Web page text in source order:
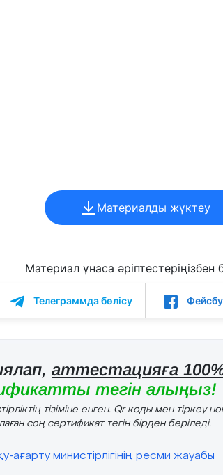
Материалды жүктеу
Материал ұнаса әріптестеріңізбен
Телеграммда бөлісу
аттестацияға
тегін алыңыз!
тізіміне енген. Qr коды мен тіркеу
соң сертификат тегін бірден беріледі.
ағарту министірлігінің ресми жауабы